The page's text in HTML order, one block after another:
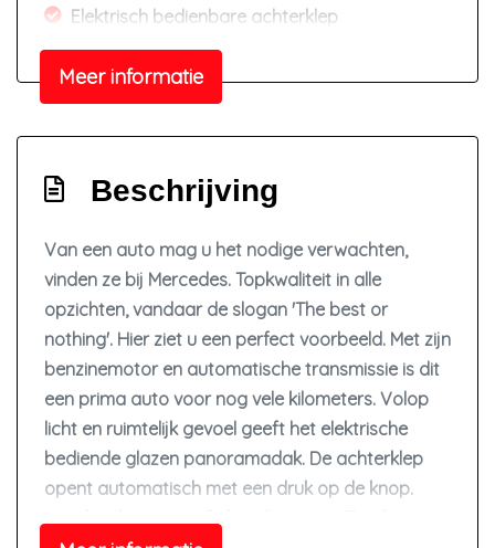
Elektrisch bedienbare achterklep
Elektrisch glazen panorama-dak
Keyless entry
Koplampen adaptief
Led achterlichten
Led dagrijverlichting
Led koplampen
Lichtmetalen velgen 20"
Metaalkleur
Panoramadak
Parkeersensor voor en achter
Meer informatie
Beschrijving
Van een auto mag u het nodige verwachten,
vinden ze bij Mercedes. Topkwaliteit in alle
opzichten, vandaar de slogan 'The best or
nothing'. Hier ziet u een perfect voorbeeld. Met zijn
benzinemotor en automatische transmissie is dit
een prima auto voor nog vele kilometers. Volop
licht en ruimtelijk gevoel geeft het elektrische
bediende glazen panoramadak. De achterklep
opent automatisch met een druk op de knop.
Handig als u met volle handen staat. Tot de